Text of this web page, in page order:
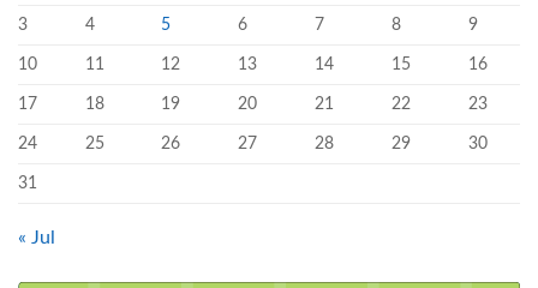
3 4 5 6 7 8 9
10 11 12 13 14 15 16
17 18 19 20 21 22 23
24 25 26 27 28 29 30
31
« Jul